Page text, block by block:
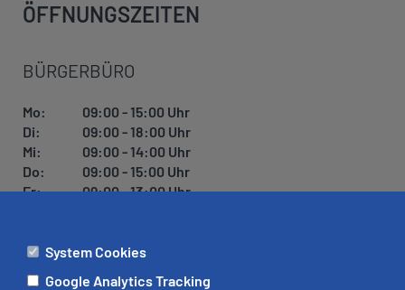
ÖFFNUNGSZEITEN
BÜRGERBÜRO
Mo:
09:00 - 15:00 Uhr
Di:
09:00 - 18:00 Uhr
Mi:
09:00 - 14:00 Uhr
Do:
09:00 - 15:00 Uhr
Fr:
09:00 - 13:00 Uhr
ÄMTER
System Cookies
Google Analytics Tracking